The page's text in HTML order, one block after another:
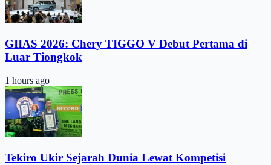
GIIAS 2026: Chery TIGGO V Debut Pertama di
Luar Tiongkok
1 hours ago
Tekiro Ukir Sejarah Dunia Lewat Kompetisi